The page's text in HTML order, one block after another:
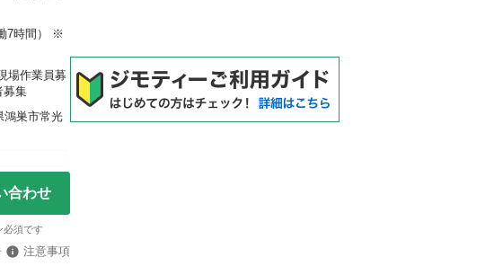
7時間） ※
場作業員募
募集
鴻巣市常光
合わせ
須です
注意事項